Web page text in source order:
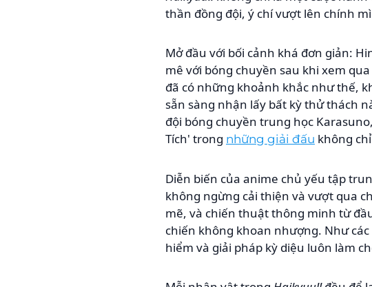
thần đồng đội, ý chí vượt lên chính
Mở đầu với bối cảnh khá đơn giản:
mê với bóng chuyền sau khi xem
đã có những khoảnh khắc như thế,
sẵn sàng nhận lấy bất kỳ thử thách
đội bóng chuyền trung học
Tích' trong những giải đấu không
Diễn biến của anime chủ yếu tập
không ngừng cải thiện và vượt qua
mẽ, và chiến thuật thông minh từ
chiến không khoan nhượng. Như
hiểm và giải pháp kỳ diệu luôn làm